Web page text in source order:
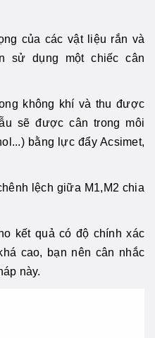
của các vật liệu rắn và
sử dụng một chiếc cân
không khí và thu được
sẽ được cân trong môi
bằng lực đẩy Acsimet,
lệch giữa M1,M2 chia
kết quả có độ chính xác
cao, bạn nên cân nhắc
này.